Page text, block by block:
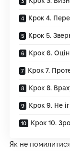
Крок 4.
Крок 5.
Крок 6.
Крок 7.
Крок 8.
Крок 9. Не
Крок 10.
Як не